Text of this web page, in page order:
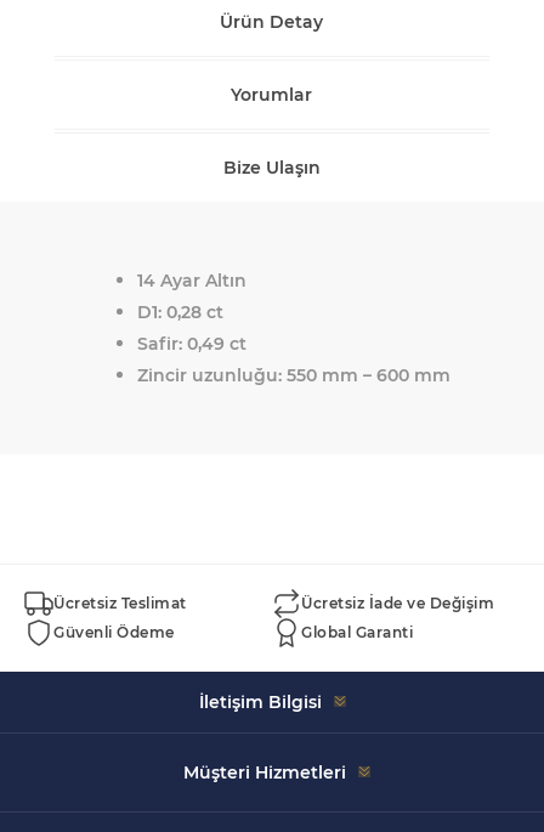
Ürün Detay
Yorumlar
Bize Ulaşın
14 Ayar Altın
D1: 0,28 ct
Safir: 0,49 ct
Zincir uzunluğu: 550 mm – 600 mm
Ücretsiz Teslimat
Ücretsiz İade ve Değişim
Güvenli Ödeme
Global Garanti
İletişim Bilgisi
İzmir
Müşteri Hizmetleri